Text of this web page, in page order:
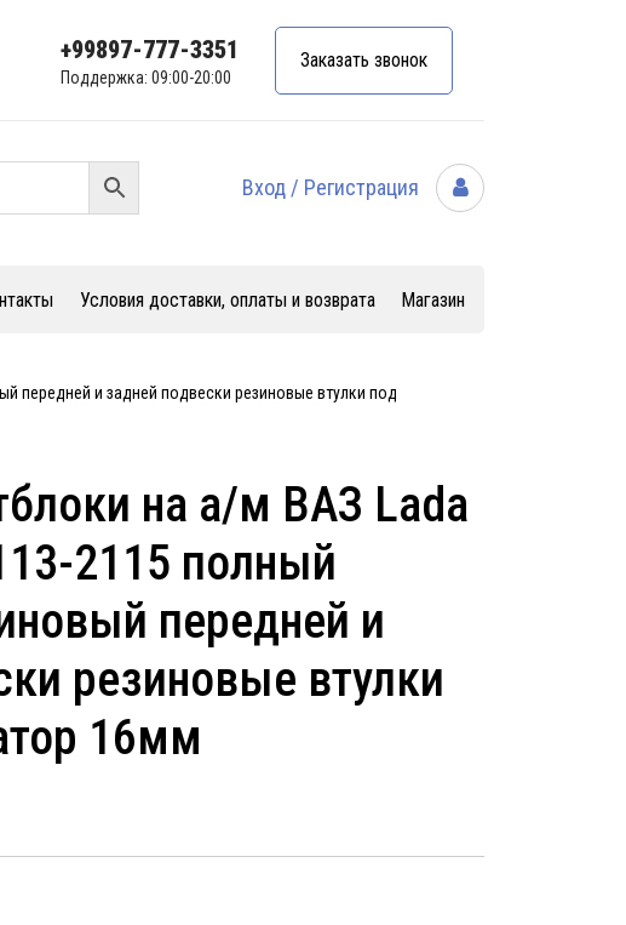
+99897-777-3351
Поддержка: 09:00-20:00
Заказать звонок
Вход / Регистрация
Условия доставки, оплаты и возврата Магазин
передней и задней подвески резиновые втулки под
на а/м ВАЗ Lada
2115 полный
передней и
резиновые втулки
16мм